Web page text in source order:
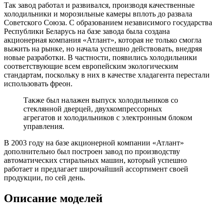
Так завод работал и развивался, производя качественные
холодильники и морозильные камеры вплоть до развала
Советского Союза. С образованием независимого государства
Республики Беларусь на базе завода была создана
акционерная компания «Атлант», которая не только смогла
выжить на рынке, но начала успешно действовать, внедряя
новые разработки. В частности, появились холодильники
соответствующие всем европейским экологическим
стандартам, поскольку в них в качестве хладагента перестали
использовать фреон.
Также был налажен выпуск холодильников со
стеклянной дверцей, двухкомпрессорных
агрегатов и холодильников с электронным блоком
управления.
В 2003 году на базе акционерной компании «Атлант»
дополнительно был построен завод по производству
автоматических стиральных машин, который успешно
работает и предлагает широчайший ассортимент своей
продукции, по сей день.
Описание моделей